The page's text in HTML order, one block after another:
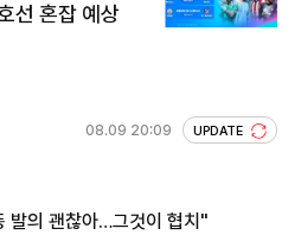
선 혼잡 예상
08.09 20:09 UPDATE
발의 괜찮아…그것이 협치"